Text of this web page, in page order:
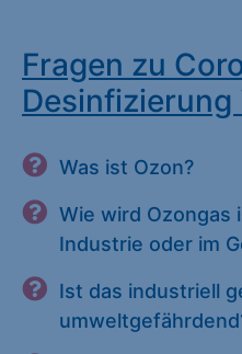
Fragen zu
Was ist Ozon?
Wie wird Ozongas
Industrie oder im
Ist das industriell